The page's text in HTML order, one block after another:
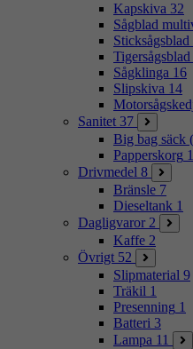
Kapskiva 32
Sågblad
Sticksågsblad
Tigersågsblad
Sågklinga 16
Slipskiva 14
Sanitet 37
Big bag säck
Papperskorg 1
Drivmedel 8
Bränsle 7
Dieseltank 1
Dagligvaror 2
Kaffe 2
Övrigt 52
Slipmaterial 9
Träkil 1
Presenning 1
Batteri 3
Lampa 11